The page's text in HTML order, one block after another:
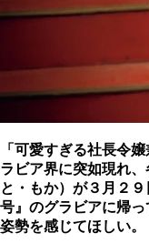
「可愛すぎる社長令
ラビア界に突如現れ
と・もか）が３月２
号』のグラビアに帰
姿勢を感じてほしい。